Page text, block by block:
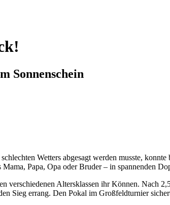
Sonnenschein
Wetters abgesagt werden musste,
Papa, Opa oder Bruder – in spannenden
verschiedenen Altersklassen ihr Können. Nach
Sieg errang. Den Pokal im Großfeldturnier